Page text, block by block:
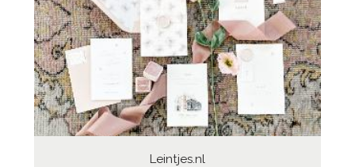
Leintjes.nl